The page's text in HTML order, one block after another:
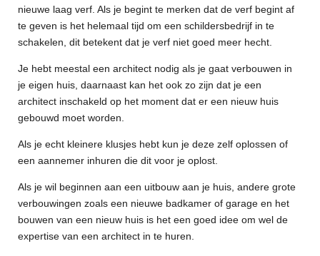
nieuwe laag verf. Als je begint te merken dat de verf begint af
te geven is het helemaal tijd om een schildersbedrijf in te
schakelen, dit betekent dat je verf niet goed meer hecht.
Je hebt meestal een architect nodig als je gaat verbouwen in
je eigen huis, daarnaast kan het ook zo zijn dat je een
architect inschakeld op het moment dat er een nieuw huis
gebouwd moet worden.
Als je echt kleinere klusjes hebt kun je deze zelf oplossen of
een aannemer inhuren die dit voor je oplost.
Als je wil beginnen aan een uitbouw aan je huis, andere grote
verbouwingen zoals een nieuwe badkamer of garage en het
bouwen van een nieuw huis is het een goed idee om wel de
expertise van een architect in te huren.